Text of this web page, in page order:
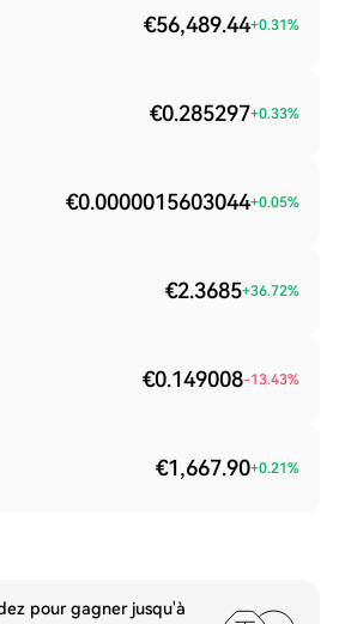
€56,489.44+0.31%
€0.285297+0.33%
€0.0000015603044+0.05%
€2.3685+36.72%
€0.149008-13.43%
€1,667.90+0.21%
pour gagner jusqu'à